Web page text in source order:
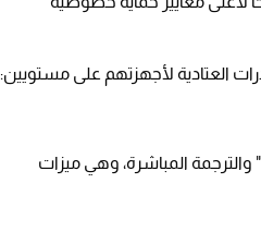
العتادية لأجهزتهم على مستويين:
المباشرة، وهي ميزات